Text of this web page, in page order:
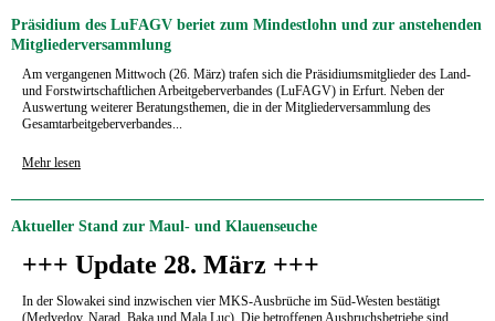
Präsidium des LuFAGV beriet zum Mindestlohn und zur anstehenden
Mitgliederversammlung
Am vergangenen Mittwoch (26. März) trafen sich die Präsidiumsmitglieder des Land-
und Forstwirtschaftlichen Arbeitgeberverbandes (LuFAGV) in Erfurt. Neben der
Auswertung weiterer Beratungsthemen, die in der Mitgliederversammlung des
Gesamtarbeitgeberverbandes...
Mehr lesen
Aktueller Stand zur Maul- und Klauenseuche
+++ Update 28. März +++
In der Slowakei sind inzwischen vier MKS-Ausbrüche im Süd-Westen bestätigt
(Medvedov, Narad, Baka und Mala Luc). Die betroffenen Ausbruchsbetriebe sind